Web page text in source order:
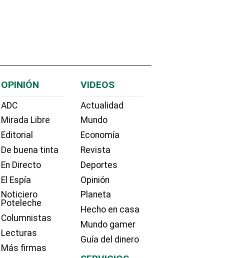
OPINIÓN
ADC
Mirada Libre
Editorial
De buena tinta
En Directo
El Espía
Noticiero
Poteleche
Columnistas
Lecturas
Más firmas
VIDEOS
Actualidad
Mundo
Economía
Revista
Deportes
Opinión
Planeta
Hecho en casa
Mundo gamer
Guía del dinero